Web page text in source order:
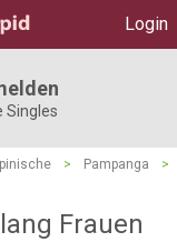
Login
Singles
> Pampanga
>
Frauen